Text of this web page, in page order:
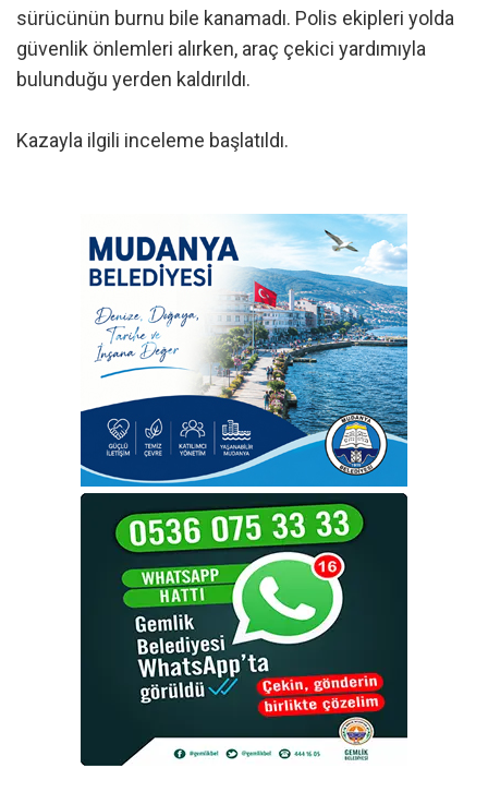
sürücünün burnu bile kanamadı. Polis ekipleri yolda
güvenlik önlemleri alırken, araç çekici yardımıyla
bulunduğu yerden kaldırıldı.
Kazayla ilgili inceleme başlatıldı.